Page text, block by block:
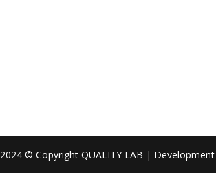
2024 © Copyright QUALITY LAB | Development